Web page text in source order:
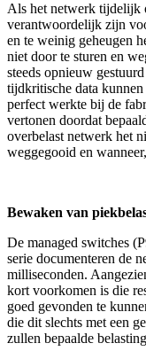
Als het netwerk tijdelijk
verantwoordelijk zijn
en te weinig geheugen
niet door te sturen en
steeds opnieuw
tijdkritische data
perfect werkte bij de
vertonen doordat
overbelast netwerk het
weggegooid en
Bewaken van
De managed switches
serie documenteren de
milliseconden.
kort voorkomen is die
goed gevonden te
die dit slechts met een
zullen bepaalde